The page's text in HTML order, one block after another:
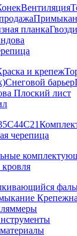
Вентиляция
планка
и крепеж
Снеговой барьер
Плоский лист
С44С21
черепица